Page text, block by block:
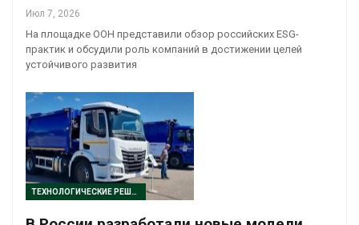
Июл 7, 2026
На площадке ООН представили обзор российских ESG-
практик и обсудили роль компаний в достижении целей
устойчивого развития
ТЕХНОЛОГИЧЕСКИЕ РЕШЕНИЯ